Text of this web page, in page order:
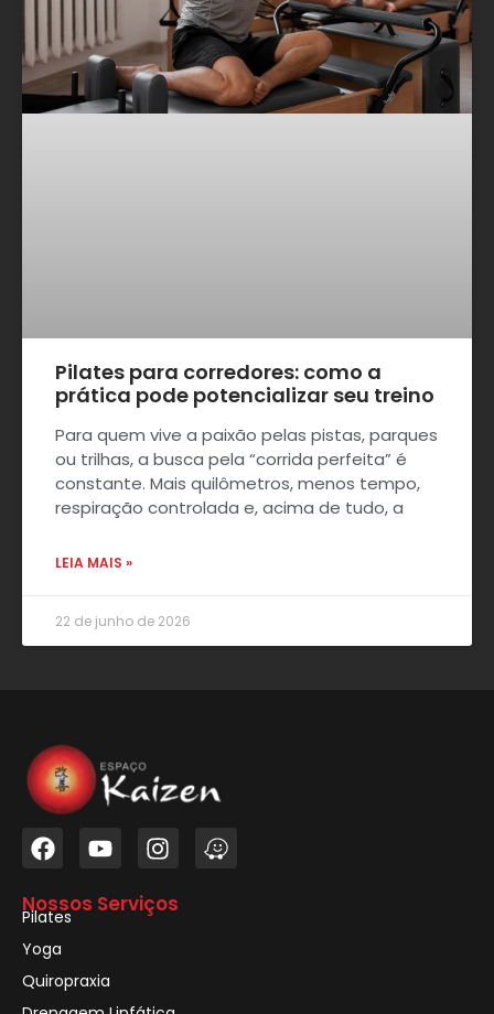
Pilates para corredores: como a
prática pode potencializar seu treino
Para quem vive a paixão pelas pistas, parques
ou trilhas, a busca pela “corrida perfeita” é
constante. Mais quilômetros, menos tempo,
respiração controlada e, acima de tudo, a
LEIA MAIS »
22 de junho de 2026
Nossos Serviços
Pilates
Yoga
Quiropraxia